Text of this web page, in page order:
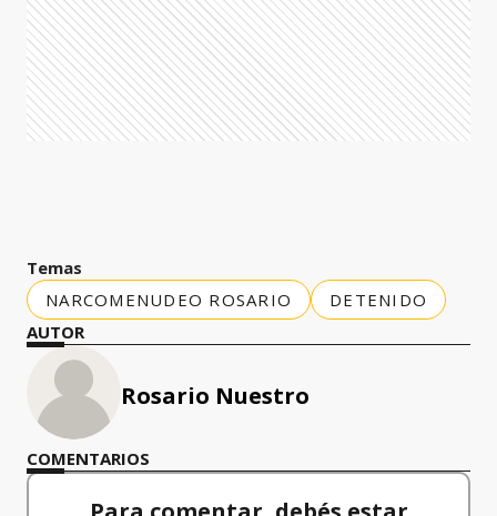
Temas
NARCOMENUDEO ROSARIO
DETENIDO
AUTOR
Rosario Nuestro
COMENTARIOS